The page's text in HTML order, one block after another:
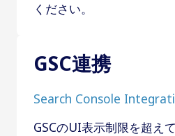
ください。
GSC連携
Search Console
GSCのUI表示制限を超え